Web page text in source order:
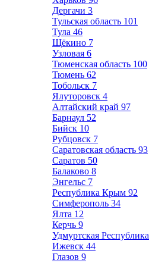
Дергачи 3
Тульская область 101
Тула 46
Щёкино 7
Узловая 6
Тюменская область 100
Тюмень 62
Тобольск 7
Ялуторовск 4
Алтайский край 97
Барнаул 52
Бийск 10
Рубцовск 7
Саратовская область 93
Саратов 50
Балаково 8
Энгельс 7
Республика Крым 92
Симферополь 34
Ялта 12
Керчь 9
Удмуртская Республика
Ижевск 44
Глазов 9